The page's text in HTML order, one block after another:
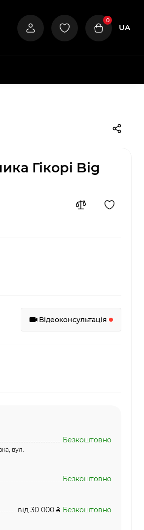
0
UA
Гікорі Big
Відеоконсультація
вул.
Безкоштовно
Безкоштовно
від 30 000 ₴ Безкоштовно